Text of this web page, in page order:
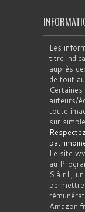
Les
titre
auprès
de tout
auteurs/
toute
sur
Le site
au
S.à r.l.,
Amazon.fr